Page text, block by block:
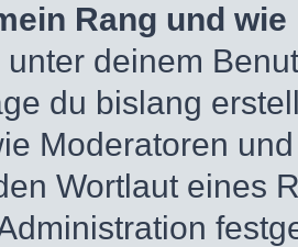
Rang und
deinem
du bislang
Moderatoren
Wortlaut eines